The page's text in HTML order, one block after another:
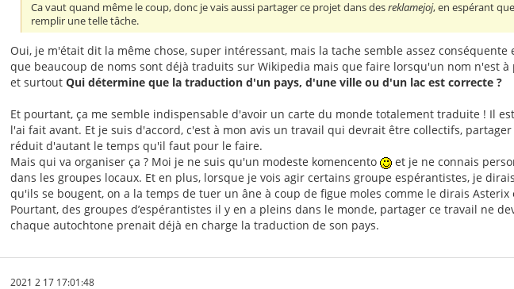
Ca vaut quand même le coup, donc je vais aussi partager ce projet dans desreklamejoj, en espérant
remplir une telle tâche.
Oui, je m'était dit la même chose, super intéressant, mais la tache semble assez
que beaucoup de noms sont déjà traduits sur Wikipedia mais que faire lorsqu'un nom n'est
et surtout Qui détermine que la traduction d'un pays, d'une ville ou d'un lac est correcte ?
Et pourtant, ça me semble indispensable d'avoir un carte du monde totalement traduite ! Il
l'ai fait avant. Et je suis d'accord, c'est à mon avis un travail qui devrait être collectifs,
réduit d'autant le temps qu'il faut pour le faire.
Mais qui va organiser ça ? Moi je ne suis qu'un modeste komencento
et je ne connais
dans les groupes locaux. Et en plus, lorsque je vois agir certains groupe espérantistes, je
qu'ils se bougent, on a la temps de tuer un âne à coup de figue moles comme le dirais Asterix
Pourtant, des groupes d’espérantistes il y en a pleins dans le monde, partager ce travail ne
chaque autochtone prenait déjà en charge la traduction de son pays.
2021 2 17 17:01:48